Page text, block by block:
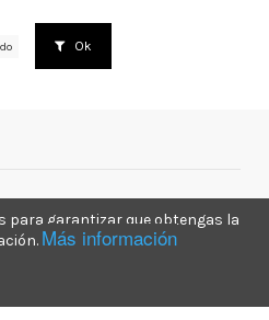
Ok
para garantizar que obtengas la
Más información